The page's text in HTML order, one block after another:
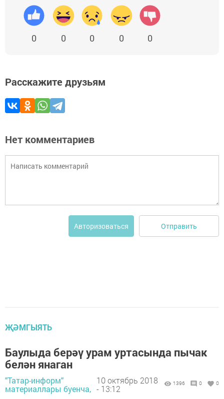
0 0 0 0 0
Расскажите друзьям
Нет комментариев
Авторизоваться Отправить
ҖӘМГЫЯТЬ
Баулыда берәү урам уртасында пычак
белән янаган
"Татар-информ"
материаллары буенча,
10 октябрь 2018
- 13:12
1396 0 0